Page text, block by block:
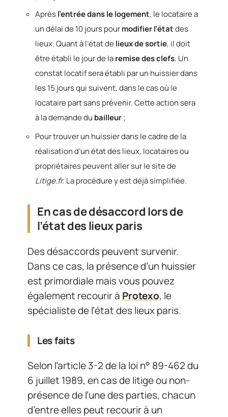
Aprèsl’entrée dans le logement, le locataire a
un délai de 10 jours pourmodifier l’étatdes
lieux. Quant à l’état delieux de sortie, il doit
être établi le jour de laremise des clefs. Un
constat locatif sera établi par un huissier dans
les 15 jours qui suivent, dans le cas où le
locataire part sans prévenir. Cette action sera
à la demande du bailleur;
Pour trouver un huissier dans le cadre de la
réalisation d’un état des lieux, locataires ou
propriétaires peuvent aller sur le site de
Litige.fr. La procédure y est déjà simplifiée.
En cas de désaccord lors de
l’état des lieux paris
Des désaccords peuvent survenir.
Dans ce cas, la présence d’un huissier
est primordiale mais vous pouvez
également recourir à Protexo, le
spécialiste de l’état des lieux paris.
Les faits
Selon l’article 3-2 de la loi n° 89-462 du
6 juillet 1989, en cas de litige ou non-
présence de l’une des parties, chacun
d’entre elles peut recourir à un